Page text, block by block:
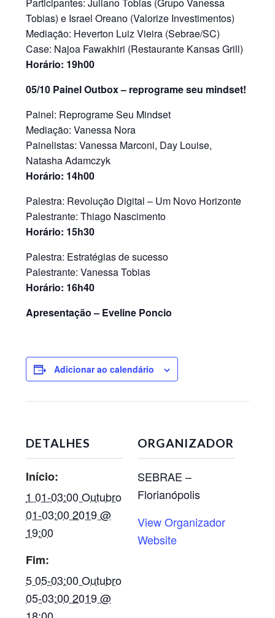
Tobias) e Israel Oreano (Valorize Investimentos)
Mediação: Heverton Luiz Vieira (Sebrae/SC)
Case: Najoa Fawakhiri (Restaurante Kansas Grill)
Horário: 19h00
05/10 Painel Outbox – reprograme seu mindset!
Painel: Reprograme Seu Mindset
Mediação: Vanessa Nora
Painelistas: Vanessa Marconi, Day Louise,
Natasha Adamczyk
Horário: 14h00
Palestra: Revolução Digital – Um Novo Horizonte
Palestrante: Thiago Nascimento
Horário: 15h30
Palestra: Estratégias de sucesso
Palestrante: Vanessa Tobias
Horário: 16h40
Apresentação – Eveline Poncio
Adicionar ao calendário
DETALHES
Início:
1 01-03:00 Outubro
01-03:00 2019 @
19:00
Fim:
5 05-03:00 Outubro
05-03:00 2019 @
ORGANIZADOR
SEBRAE –
Florianópolis
View Organizador
Website